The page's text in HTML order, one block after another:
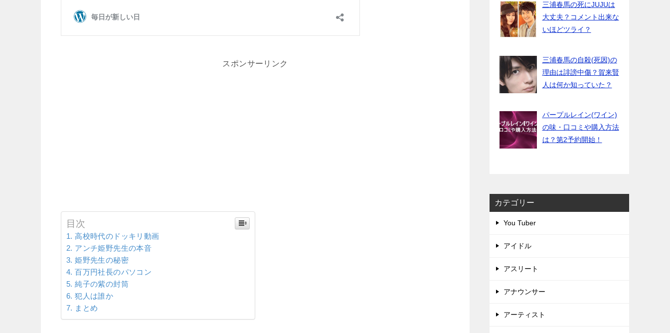
スポンサーリンク
目次
高校時代のドッキリ動画
アンチ姫野先生の本音
姫野先生の秘密
百万円社長のパソコン
純子の紫の封筒
犯人は誰か
まとめ
三浦春馬の死にJUJUは
大丈夫？コメント出来な
いほどツライ？
三浦春馬の自殺(死因)の
理由は誹謗中傷？賀来賢
人は何か知っていた？
パープルレイン(ワイン)
の味・口コミや購入方法
は？第2予約開始！
カテゴリー
You Tuber
アイドル
アスリート
アナウンサー
アーティスト